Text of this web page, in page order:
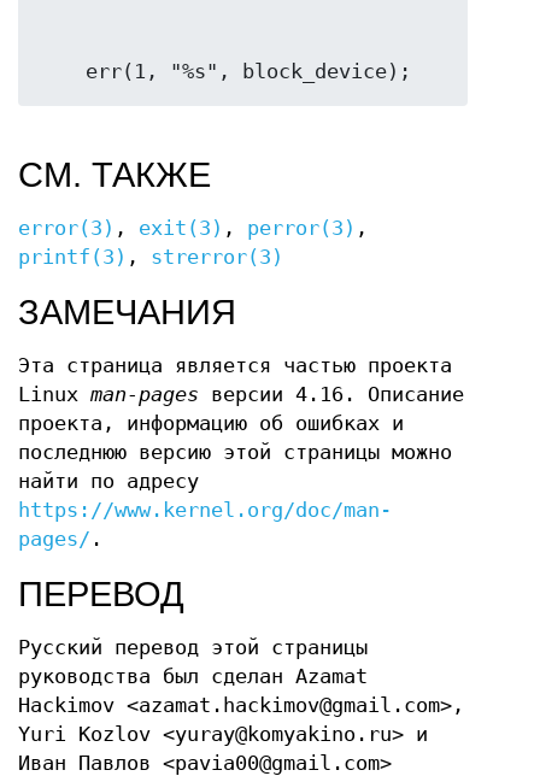
СМ. ТАКЖЕ
error(3) , exit(3) , perror(3) ,
printf(3) , strerror(3)
ЗАМЕЧАНИЯ
Эта страница является частью проекта
Linux man-pages версии 4.16. Описание
проекта, информацию об ошибках и
последнюю версию этой страницы можно
найти по адресу
https://www.kernel.org/doc/man-
pages/ .
ПЕРЕВОД
Русский перевод этой страницы
руководства был сделан Azamat
Hackimov <azamat.hackimov@gmail.com>,
Yuri Kozlov <yuray@komyakino.ru> и
Иван Павлов <pavia00@gmail.com>